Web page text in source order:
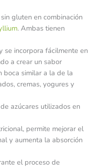
gluten en combinación
. Ambas tienen
se incorpora fácilmente en
a crear un sabor
boca similar a la de la
cremas, yogures y
azúcares utilizados en
permite mejorar el
y aumenta la absorción
el proceso de